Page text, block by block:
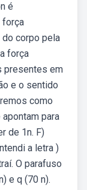
é
força
corpo pela
força
presentes em
e o sentido
como
para
de 1n. F)
a letra )
O parafuso
e q (70 n).